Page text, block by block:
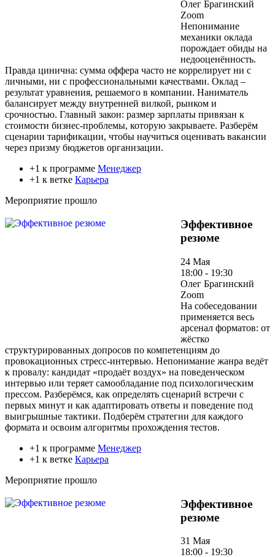
Олег Брагинский
Zoom
Непонимание
механики оклада
порождает обиды на
недооценённость.
Правда цинична: сумма оффера часто не коррелирует ни с
личными, ни с профессиональными качествами. Оклад –
результат уравнения, решаемого в компании. Наниматель
балансирует между внутренней вилкой, рынком и
срочностью. Главный закон: размер зарплаты привязан к
стоимости бизнес-проблемы, которую закрываете. Разберём
сценарии тарификации, чтобы научиться оценивать вакансии
через призму бюджетов организации.
+1 к программе Менеджер
+1 к ветке Карьера
Мероприятие прошло
Эффективное
резюме
24 Мая
18:00 - 19:30
Олег Брагинский
Zoom
На собеседовании
применяется весь
арсенал форматов: от
жёстко
структурированных допросов по компетенциям до
провокационных стресс-интервью. Непонимание жанра ведёт
к провалу: кандидат «продаёт воздух» на поведенческом
интервью или теряет самообладание под психологическим
прессом. Разберёмся, как определять сценарий встречи с
первых минут и как адаптировать ответы и поведение под
выигрышные тактики. Подберём стратегии для каждого
формата и освоим алгоритмы прохождения тестов.
+1 к программе Менеджер
+1 к ветке Карьера
Мероприятие прошло
Эффективное
резюме
31 Мая
18:00 - 19:30